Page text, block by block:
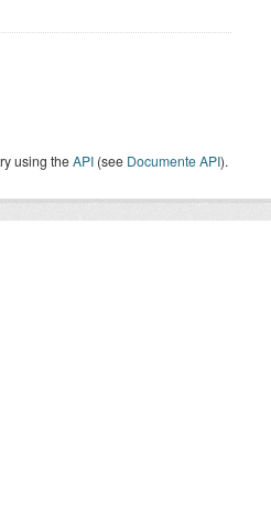
using theAPI (see Documente API).